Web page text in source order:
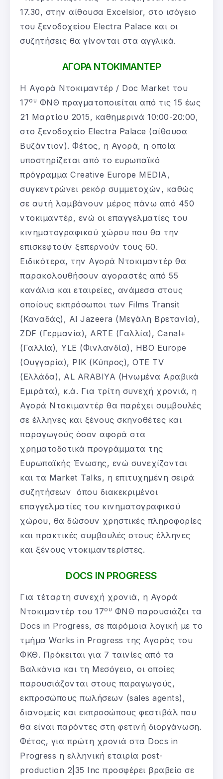
17.30, στην αίθουσα Excelsior, στο ισόγειο
του ξενοδοχείου Electra Palace και οι
συζητήσεις θα γίνονται στα αγγλικά.
ΑΓΟΡΑ ΝΤΟΚΙΜΑΝΤΕΡ
Η Αγορά Ντοκιμαντέρ / Doc Market του
17ου ΦΝΘ πραγματοποιείται από τις 15 έως
21 Μαρτίου 2015, καθημερινά 10:00-20:00,
στο ξενoδοχείο Electra Palace (αίθουσα
Bυζάντιον). Φέτος, η Αγορά, η οποία
υποστηρίζεται από το ευρωπαϊκό
πρόγραμμα Creative Europe MEDIA,
συγκεντρώνει ρεκόρ συμμετοχών, καθώς
σε αυτή λαμβάνουν μέρος πάνω από 450
ντοκιμαντέρ, ενώ οι επαγγελματίες του
κινηματογραφικού χώρου που θα την
επισκεφτούν ξεπερνούν τους 60.
Ειδικότερα, την Αγορά Ντοκιμαντέρ θα
παρακολουθήσουν αγοραστές από 55
κανάλια και εταιρείες, ανάμεσα στους
οποίους εκπρόσωποι των Films Transit
(Καναδάς), Al Jazeera (Μεγάλη Βρετανία),
ZDF (Γερμανία), ARTE (Γαλλία), Canal+
(Γαλλία), YLE (Φινλανδία), HBO Europe
(Ουγγαρία), ΡΙΚ (Κύπρος), OTE TV
(Ελλάδα), AL ARABIYA (Ηνωμένα Αραβικά
Εμιράτα), κ.ά. Για τρίτη συνεχή χρονιά, η
Αγορά Ντοκιμαντέρ θα παρέχει συμβουλές
σε έλληνες και ξένους σκηνοθέτες και
παραγωγούς όσον αφορά στα
χρηματοδοτικά προγράμματα της
Ευρωπαϊκής Ένωσης, ενώ συνεχίζονται
και τα Market Talks, η επιτυχημένη σειρά
συζητήσεων όπου διακεκριμένοι
επαγγελματίες του κινηματογραφικού
χώρου, θα δώσουν χρηστικές πληροφορίες
και πρακτικές συμβουλές στους έλληνες
και ξένους ντοκιμαντερίστες.
DOCS IN PROGRESS
Για τέταρτη συνεχή χρονιά, η Αγορά
Ντοκιμαντέρ του 17ου ΦΝΘ παρουσιάζει τα
Docs in Progress, σε παρόμοια λογική με το
τμήμα Works in Progress της Αγοράς του
ΦΚΘ. Πρόκειται για 7 ταινίες από τα
Βαλκάνια και τη Μεσόγειο, οι οποίες
παρουσιάζονται στους παραγωγούς,
εκπροσώπους πωλήσεων (sales agents),
διανομείς και εκπροσώπους φεστιβάλ που
θα είναι παρόντες στη φετινή διοργάνωση.
Φέτος, για πρώτη χρονιά στα Docs in
Progress η ελληνική εταιρία post-
production 2|35 Inc προσφέρει βραβείο σε